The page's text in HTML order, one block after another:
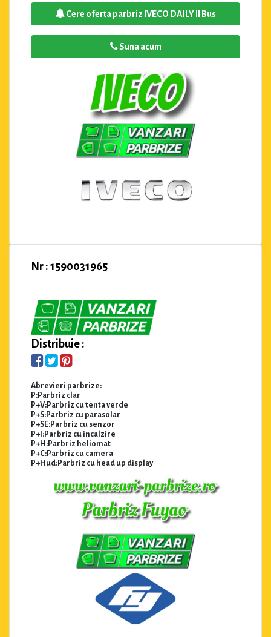
Cere oferta parbriz IVECO DAILY II Bus
Suna acum
Nr : 1590031965
Distribuie :
Abrevieri parbrize:
P:Parbriz clar
P+V:Parbriz cu tenta verde
P+S:Parbriz cu parasolar
P+SE:Parbriz cu senzor
P+I:Parbriz cu incalzire
P+H:Parbriz heliomat
P+C:Parbriz cu camera
P+Hud:Parbriz cu head up display